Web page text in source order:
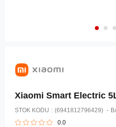
Xiaomi Smart Electric
STOK KODU (6941812796429)
0.0